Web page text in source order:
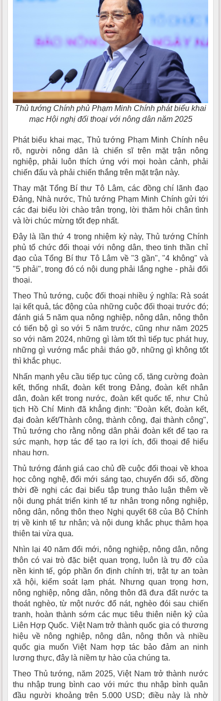
Thủ tướng Chính phủ Phạm Minh Chính phát biểu khai
mạc Hội nghị đối thoại với nông dân năm 2025
Phát biểu khai mạc, Thủ tướng Phạm Minh Chính nêu
rõ, người nông dân là chiến sĩ trên mặt trận nông
nghiệp, phải luôn thích ứng với mọi hoàn cảnh, phải
chiến đấu và phải chiến thắng trên mặt trận này.
Thay mặt Tổng Bí thư Tô Lâm, các đồng chí lãnh đạo
Đảng, Nhà nước, Thủ tướng Phạm Minh Chính gửi tới
các đại biểu lời chào trân trọng, lời thăm hỏi chân tình
và lời chúc mừng tốt đẹp nhất.
Đây là lần thứ 4 trong nhiệm kỳ này, Thủ tướng Chính
phủ tổ chức đối thoại với nông dân, theo tinh thần chỉ
đạo của Tổng Bí thư Tô Lâm về "3 gần", "4 không" và
"5 phải", trong đó có nội dung phải lắng nghe - phải đối
thoại.
Theo Thủ tướng, cuộc đối thoại nhiều ý nghĩa: Rà soát
lại kết quả, tác động của những cuộc đối thoại trước đó;
đánh giá 5 năm qua nông nghiệp, nông dân, nông thôn
có tiến bộ gì so với 5 năm trước, cũng như năm 2025
so với năm 2024, những gì làm tốt thì tiếp tục phát huy,
những gì vướng mắc phải tháo gỡ, những gì không tốt
thì khắc phục.
Nhấn mạnh yêu cầu tiếp tục củng cố, tăng cường đoàn
kết, thống nhất, đoàn kết trong Đảng, đoàn kết nhân
dân, đoàn kết trong nước, đoàn kết quốc tế, như Chủ
tịch Hồ Chí Minh đã khẳng định: "Đoàn kết, đoàn kết,
đại đoàn kết/Thành công, thành công, đại thành công",
Thủ tướng cho rằng nông dân phải đoàn kết để tạo ra
sức mạnh, hợp tác để tạo ra lợi ích, đối thoại để hiểu
nhau hơn.
Thủ tướng đánh giá cao chủ đề cuộc đối thoại về khoa
học công nghệ, đổi mới sáng tạo, chuyển đổi số, đồng
thời đề nghị các đại biểu tập trung thảo luận thêm về
nội dung phát triển kinh tế tư nhân trong nông nghiệp,
nông dân, nông thôn theo Nghị quyết 68 của Bộ Chính
trị về kinh tế tư nhân; và nội dung khắc phục thảm họa
thiên tai vừa qua.
Nhìn lại 40 năm đổi mới, nông nghiệp, nông dân, nông
thôn có vai trò đặc biệt quan trọng, luôn là trụ đỡ của
nền kinh tế, góp phần ổn định chính trị, trật tự an toàn
xã hội, kiểm soát lạm phát. Nhưng quan trọng hơn,
nông nghiệp, nông dân, nông thôn đã đưa đất nước ta
thoát nghèo, từ một nước đổ nát, nghèo đói sau chiến
tranh, hoàn thành sớm các mục tiêu thiên niên kỷ của
Liên Hợp Quốc. Việt Nam trở thành quốc gia có thương
hiệu về nông nghiệp, nông dân, nông thôn và nhiều
quốc gia muốn Việt Nam hợp tác bảo đảm an ninh
lương thực, đây là niềm tự hào của chúng ta.
Theo Thủ tướng, năm 2025, Việt Nam trở thành nước
thu nhập trung bình cao với mức thu nhập bình quân
đầu người khoảng trên 5.000 USD; điều này là nhờ